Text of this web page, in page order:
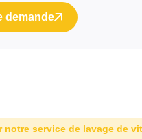
demande
notre service de lavage de